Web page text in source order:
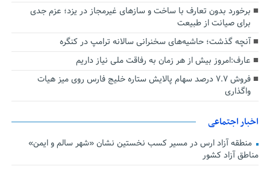
برخورد بدون تعارف با ساخت‌ و سازهای غیرمجاز در یزد؛ عزم جدی
برای صیانت از طبیعت
آنچه گذشت؛ حاشیه‌های سخنرانی سالانه ترامپ در کنگره
عارف:امروز بیش از هر زمان به رفاقت ملی نیاز داریم
فروش ۷.۷ درصد سهام پالایش ستاره خلیج فارس روی میز هیات
واگذاری
اخبار اجتماعی
منطقه آزاد ارس در مسیر کسب نخستین نشان «شهر سالم و ایمن»
مناطق آزاد کشور